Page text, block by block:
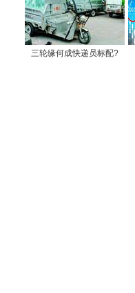
三轮缘何成快递员标配?